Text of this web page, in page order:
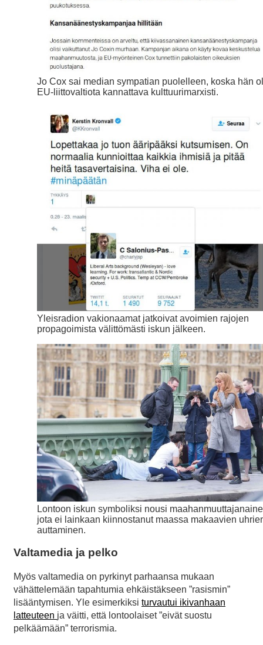
Jo Cox sai median sympatian puolelleen, koska hän
EU-liittovaltiota kannattava kulttuurimarxisti.
Yleisradion vakionaamat jatkoivat avoimien rajojen
propagoimista välittömästi iskun jälkeen.
Lontoon iskun symboliksi nousi
jota ei lainkaan kiinnostanut maassa makaavien
auttaminen.
Valtamedia ja pelko
Myös valtamedia on pyrkinyt parhaansa mukaan
vähättelemään tapahtumia ehkäistäkseen ”rasismin”
lisääntymisen. Yle esimerkiksi turvautui ikivanhaan
latteuteen ja väitti, että lontoolaiset ”eivät suostu
pelkäämään” terrorismia.